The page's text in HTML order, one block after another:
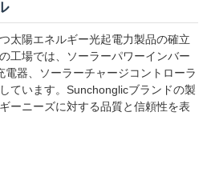
太陽エネルギー光起電力製品の確立
工場では、ソーラーパワーインバー
電器、ソーラーチャージコントローラ
ています。Sunchonglicブランドの製
ーニーズに対する品質と信頼性を表